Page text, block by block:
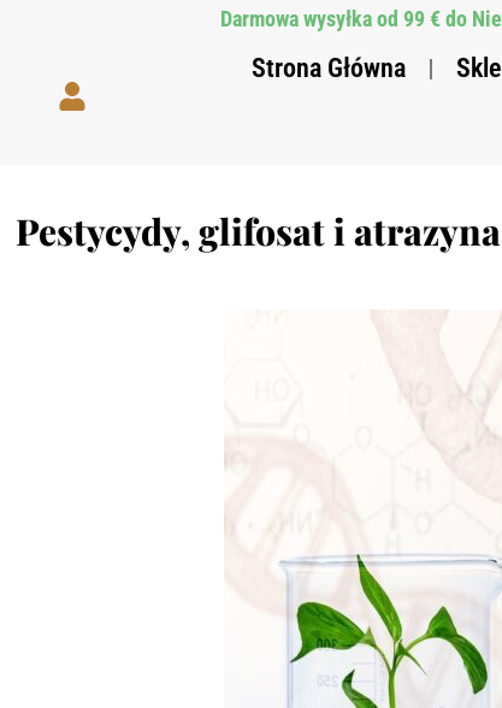
Darmowa wysyłka od 99 € do
Strona Główna
Pestycydy, glifosat i